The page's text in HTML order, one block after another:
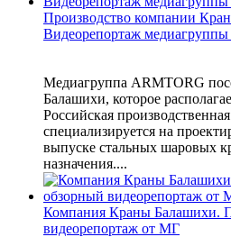
Производство компании
Видеорепортаж
Медиагруппа ARMTORG
Балашихи, которое
Российская
специализируется на
выпуске стальных шаровых
назначения....
Компания Краны Балашихи.
видеорепортаж от МГ